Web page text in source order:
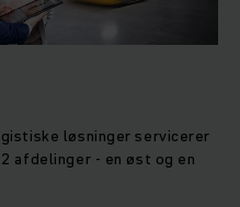
løsninger servicerer
afdelinger - en øst og en